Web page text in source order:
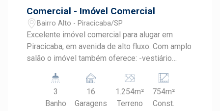
Comercial - Imóvel Comercial
Bairro Alto - Piracicaba/SP
Excelente imóvel comercial para alugar em
Piracicaba, em avenida de alto fluxo. Com amplo
salão o imóvel também oferece: -vestiário
vagas de recuo com possibilidade de ampliar
para taé 21 vagas; -área administrativa
Excelente para seu restaurantes, academias,
3
Banho
16
Garagens
1.254m²
Terreno
754m²
Const.